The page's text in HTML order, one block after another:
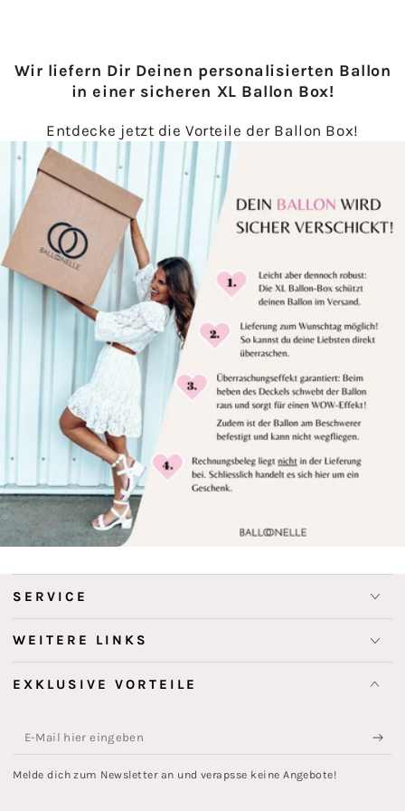
Wir liefern Dir Deinen personalisierten Ballon
in einer sicheren XL Ballon Box!
Entdecke jetzt die Vorteile der Ballon Box!
SERVICE
WEITERE LINKS
EXKLUSIVE VORTEILE
E-
Mail
Melde dich zum Newsletter an und verapsse keine Angebote!